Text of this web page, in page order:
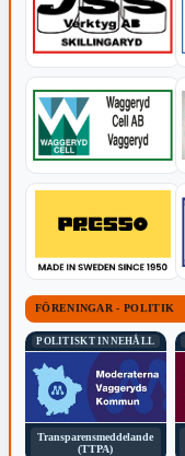
FÖRENINGAR - POLITIK
POLITISKT INNEHÅLL
Transparensmeddelande
(TTPA)